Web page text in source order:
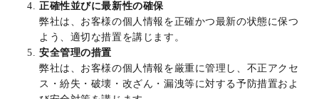
正確性並びに最新性の確保
弊社は、お客様の個人情報を正確かつ最新の状態に保つ
よう、適切な措置を講じます。
安全管理の措置
弊社は、お客様の個人情報を厳重に管理し、不正アクセ
ス・紛失・破壊・改ざん・漏洩等に対する予防措置およ